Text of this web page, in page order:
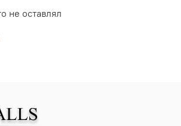
не оставлял